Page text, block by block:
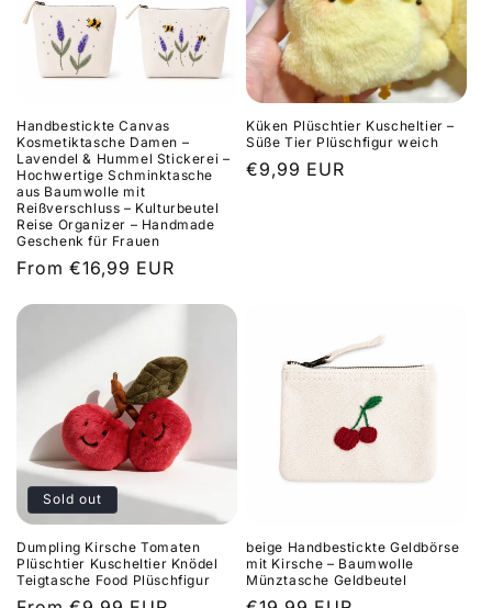
Handbestickte Canvas
Kosmetiktasche Damen –
Lavendel & Hummel Stickerei –
Hochwertige Schminktasche
aus Baumwolle mit
Reißverschluss – Kulturbeutel
Reise Organizer – Handmade
Geschenk für Frauen
Regular
From €16,99 EUR
Küken Plüschtier Kuscheltier –
Süße Tier Plüschfigur weich
Regular
€9,99 EUR
Sold out
Dumpling Kirsche Tomaten
Plüschtier Kuscheltier Knödel
Teigtasche Food Plüschfigur
beige Handbestickte Geldbörse
mit Kirsche – Baumwolle
Münztasche Geldbeutel